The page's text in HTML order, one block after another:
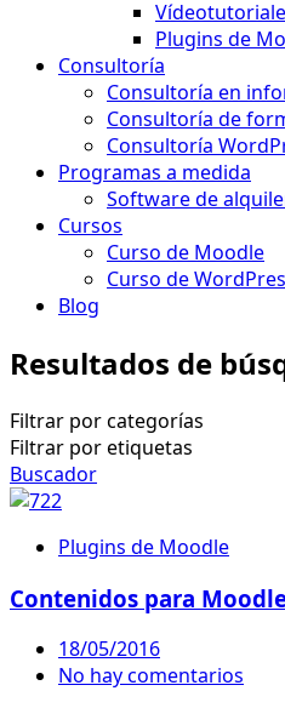
Plugins de
Consultoría
Consultoría en
Consultoría de
Consultoría
Programas a medida
Software de
Cursos
Curso de Moodle
Curso de
Blog
Resultados de
Filtrar por categorías
Filtrar por etiquetas
Buscador
Plugins de Moodle
Contenidos para
18/05/2016
No hay comentarios